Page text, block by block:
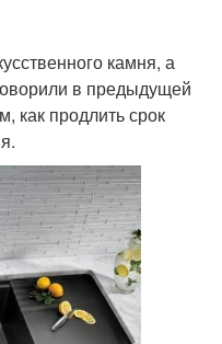
камня, а
в предыдущей
как продлить срок